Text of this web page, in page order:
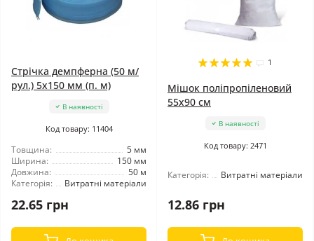
Стрічка демпферна (50 м/
рул.) 5x150 мм (п. м)
В наявності
Код товару: 11404
Товщина:
5 мм
Ширина:
150 мм
Довжина:
50 м
Категорія:
Витратні матеріали
22.65 грн
1
Мішок поліпропіленовий
55x90 см
В наявності
Код товару: 2471
Категорія: Витратні матеріали
12.86 грн